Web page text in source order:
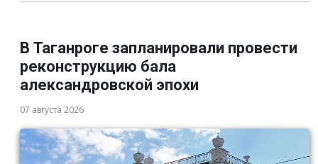
В Таганроге запланировали провести
реконструкцию бала
александровской эпохи
07 августа 2026